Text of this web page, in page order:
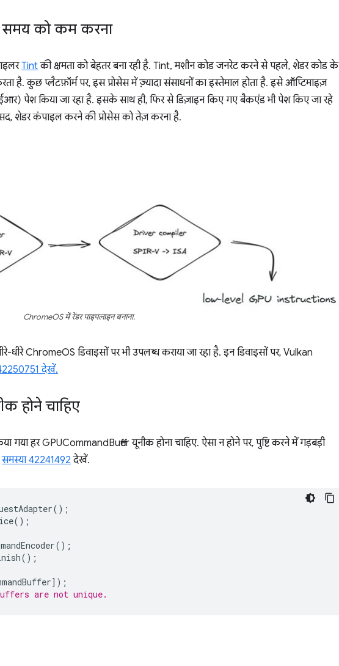
को कम करना
Tintकी क्षमता को बेहतर बना रही है. Tint, मशीन कोड जनरेट करने से पहले, शेडर कोड के
है. कुछ प्लैटफ़ॉर्म पर, इस प्रोसेस में ज़्यादा संसाधनों का इस्तेमाल होता है. इसे ऑप्टिमाइज़
पेश किया जा रहा है. इसके साथ ही, फिर से डिज़ाइन किए गए बैकएंड भी पेश किए जा रहे
शेडर कंपाइल करने की प्रोसेस को तेज़ करना है.
ChromeOS में रेंडर पाइपलाइन बनाना.
ChromeOS डिवाइसों पर भी उपलब्ध कराया जा रहा है. इन डिवाइसों पर, Vulkan
देखें.
होने चाहिए
गया हर GPUCommandBuffer यूनीक होना चाहिए. ऐसा न होने पर, पुष्टि करने में गड़बड़ी
समस्या 42241492 देखें.
();
();
();
();
]);
are not unique.